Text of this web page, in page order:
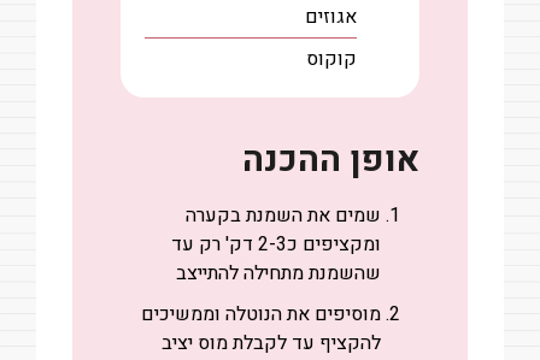
אגוזים
קוקוס
אופן ההכנה
שמים את השמנת בקערה
ומקציפים כ2-3 דק' רק עד
שהשמנת מתחילה להתייצב
מוסיפים את הנוטלה וממשיכים
להקציף עד לקבלת מוס יציב